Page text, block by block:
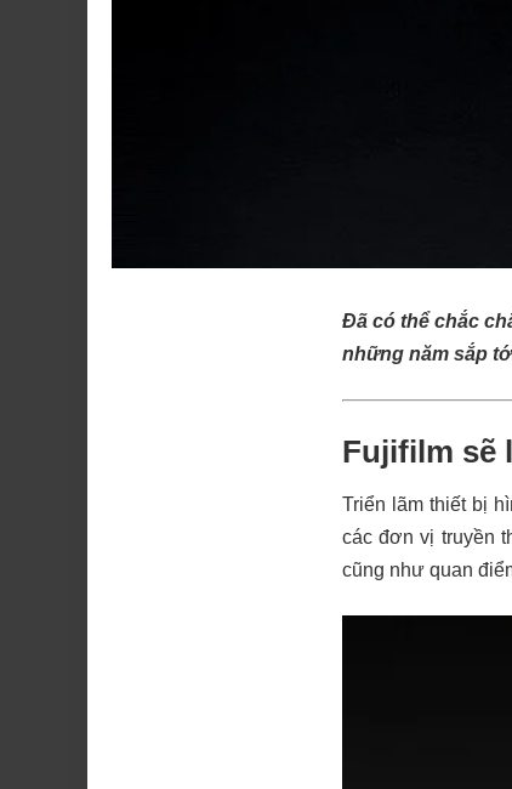
Đã có thể chắc
những năm sắp
Fujifilm sẽ
Triển lãm thiết bị
các đơn vị truyền
cũng như quan